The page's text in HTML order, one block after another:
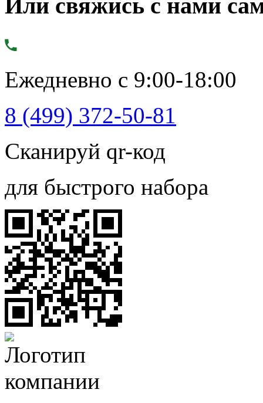
Или свяжись с нами
Ежедневно с 9:00-18:00
8 (499) 372-50-81
Сканируй qr-код
для быстрого набора